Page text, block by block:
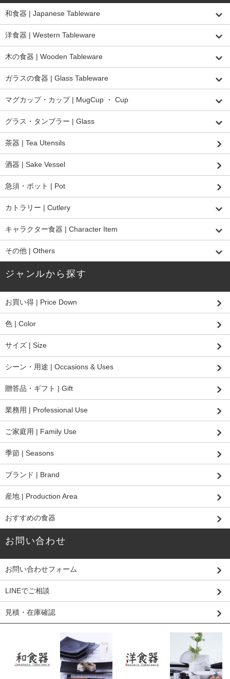
和食器 | Japanese Tableware
洋食器 | Western Tableware
木の食器 | Wooden Tableware
ガラスの食器 | Glass Tableware
マグカップ・カップ | MugCup ・ Cup
グラス・タンブラー | Glass
茶器 | Tea Utensils
酒器 | Sake Vessel
急須・ポット | Pot
カトラリー | Cutlery
キャラクター食器 | Character Item
その他 | Others
ジャンルから探す
お買い得 | Price Down
色 | Color
サイズ | Size
シーン・用途 | Occasions & Uses
贈答品・ギフト | Gift
業務用 | Professional Use
ご家庭用 | Family Use
季節 | Seasons
ブランド | Brand
産地 | Production Area
おすすめの食器
お問い合わせ
お問い合わせフォーム
LINEでご相談
見積・在庫確認